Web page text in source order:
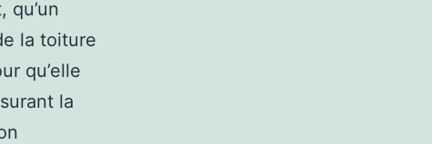
la toiture
qu’elle
la